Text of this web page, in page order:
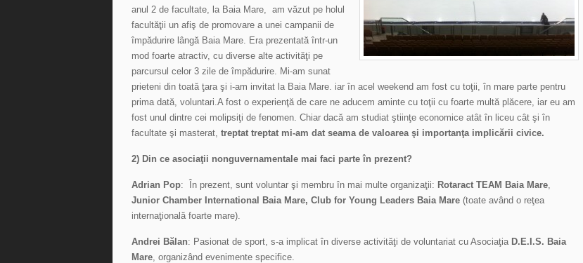
anul 2 de facultate, la Baia Mare, am văzut pe holul
facultăţii un afiş de promovare a unei campanii de
împădurire lângă Baia Mare. Era prezentată într-un
mod foarte atractiv, cu diverse alte activităţi pe
parcursul celor 3 zile de împădurire. Mi-am sunat
prieteni din toată ţara şi i-am invitat la Baia Mare. iar în acel weekend am fost cu toţii, în mare parte pentru
prima dată, voluntari.A fost o experienţă de care ne aducem aminte cu toţii cu foarte multă plăcere, iar eu am
fost unul dintre cei molipsiţi de fenomen. Chiar dacă am studiat ştiinţe economice atât în liceu cât şi în
facultate şi masterat, treptat treptat mi-am dat seama de valoarea şi importanţa implicării civice.
2) Din ce asociaţii nonguvernamentale mai faci parte în prezent?
Adrian Pop: În prezent, sunt voluntar şi membru în mai multe organizaţii: Rotaract TEAM Baia Mare,
Junior Chamber International Baia Mare, Club for Young Leaders Baia Mare (toate având o reţea
internaţională foarte mare).
Andrei Bălan: Pasionat de sport, s-a implicat în diverse activităţi de voluntariat cu Asociaţia D.E.I.S. Baia
Mare, organizând evenimente specifice.